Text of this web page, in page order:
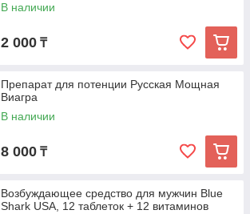
В наличии
2 000 ₸
Препарат для потенции Русская Мощная
Виагра
В наличии
8 000 ₸
Возбуждающее средство для мужчин Blue
Shark USA, 12 таблеток + 12 витаминов